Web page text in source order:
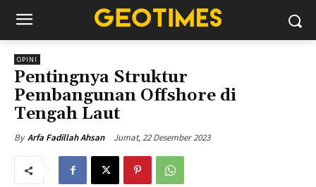
OPINI
Pentingnya Struktur
Pembangunan Offshore di
Tengah Laut
By Arfa Fadillah Ahsan Jumat, 22 Desember 2023